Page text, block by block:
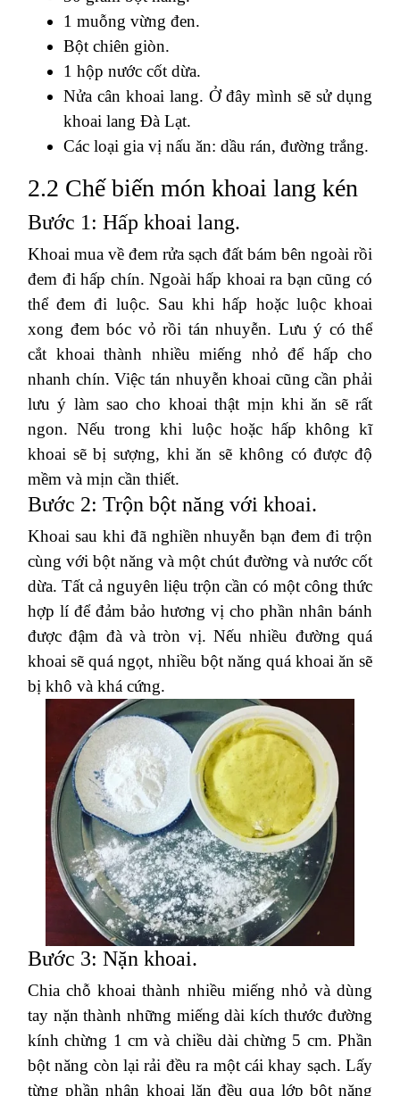
1 muỗng vừng đen.
Bột chiên giòn.
1 hộp nước cốt dừa.
Nửa cân khoai lang. Ở đây mình sẽ sử dụng
khoai lang Đà Lạt.
Các loại gia vị nấu ăn: dầu rán, đường trắng.
2.2 Chế biến món khoai lang kén
Bước 1: Hấp khoai lang.
Khoai mua về đem rửa sạch đất bám bên ngoài rồi
đem đi hấp chín. Ngoài hấp khoai ra bạn cũng có
thể đem đi luộc. Sau khi hấp hoặc luộc khoai
xong đem bóc vỏ rồi tán nhuyễn. Lưu ý có thể
cắt khoai thành nhiều miếng nhỏ để hấp cho
nhanh chín. Việc tán nhuyễn khoai cũng cần phải
lưu ý làm sao cho khoai thật mịn khi ăn sẽ rất
ngon. Nếu trong khi luộc hoặc hấp không kĩ
khoai sẽ bị sượng, khi ăn sẽ không có được độ
mềm và mịn cần thiết.
Bước 2: Trộn bột năng với khoai.
Khoai sau khi đã nghiền nhuyễn bạn đem đi trộn
cùng với bột năng và một chút đường và nước cốt
dừa. Tất cả nguyên liệu trộn cần có một công thức
hợp lí để đảm bảo hương vị cho phần nhân bánh
được đậm đà và tròn vị. Nếu nhiều đường quá
khoai sẽ quá ngọt, nhiều bột năng quá khoai ăn sẽ
bị khô và khá cứng.
Bước 3: Nặn khoai.
Chia chỗ khoai thành nhiều miếng nhỏ và dùng
tay nặn thành những miếng dài kích thước đường
kính chừng 1 cm và chiều dài chừng 5 cm. Phần
bột năng còn lại rải đều ra một cái khay sạch. Lấy
từng phần nhân khoai lăn đều qua lớp bột năng